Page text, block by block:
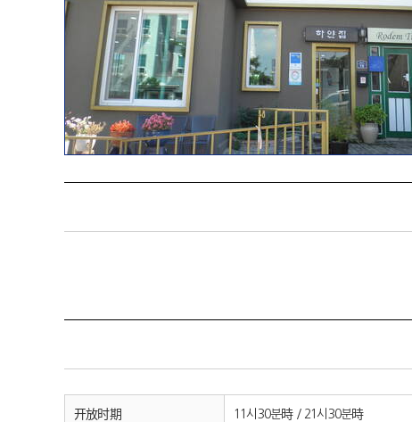
开放时期 11시30분時 / 21시30분時